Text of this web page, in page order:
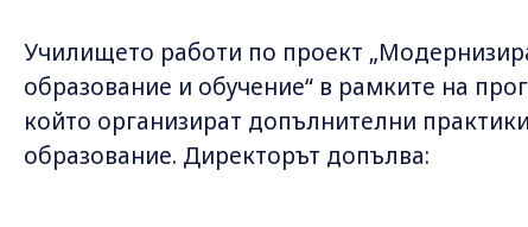
Училището работи по проект
образование и обучение“ в рамките на
който организират допълнителни
образование. Директорът допълва: